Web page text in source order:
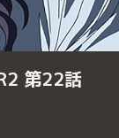
第22話